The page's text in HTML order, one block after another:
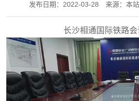
发布日期：2022-03-28 来源：本站
长沙相通国际铁路